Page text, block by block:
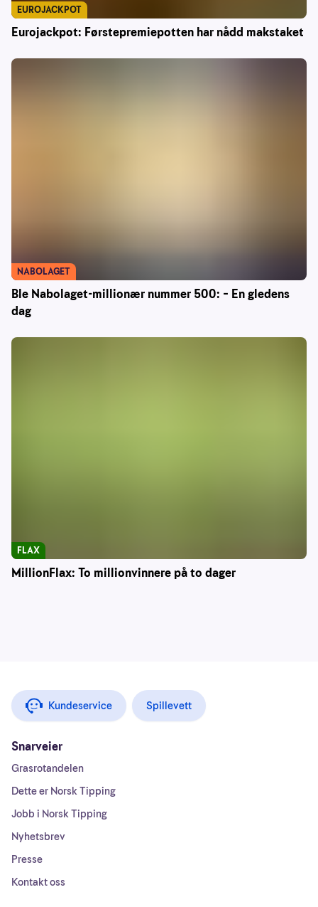
Eurojackpot: Førstepremiepotten har nådd makstaket
EUROJACKPOT
Ble Nabolaget-millionær nummer 500: – En gledens
dag
NABOLAGET
MillionFlax: To millionvinnere på to dager
FLAX
Kundeservice Spillevett
Snarveier
Grasrotandelen
Dette er Norsk Tipping
Jobb i Norsk Tipping
Nyhetsbrev
Presse
Kontakt oss